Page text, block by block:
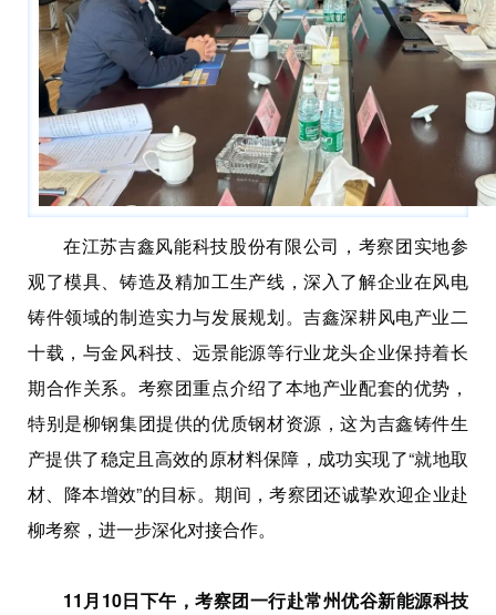
在江苏吉鑫风能科技股份有限公司，考察团实地参
观了模具、铸造及精加工生产线，深入了解企业在风电
铸件领域的制造实力与发展规划。吉鑫深耕风电产业二
十载，与金风科技、远景能源等行业龙头企业保持着长
期合作关系。考察团重点介绍了本地产业配套的优势，
特别是柳钢集团提供的优质钢材资源，这为吉鑫铸件生
产提供了稳定且高效的原材料保障，成功实现了“就地取
材、降本增效”的目标。期间，考察团还诚挚欢迎企业赴
柳考察，进一步深化对接合作。
11月10日下午，考察团一行赴常州优谷新能源科技